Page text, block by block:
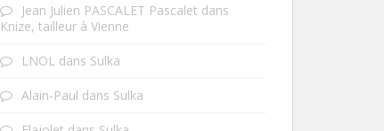
Jean Julien PASCALET Pascalet dans
Knize, tailleur à Vienne
LNOL dans Sulka
Alain-Paul dans Sulka